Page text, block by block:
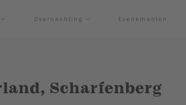
Overnachting Evenementen
Scharfenberg